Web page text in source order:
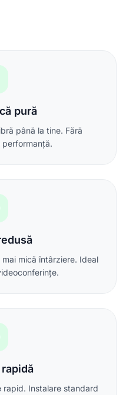
pură
până la tine. Fără
mică întârziere. Ideal
rapid. Instalare standard